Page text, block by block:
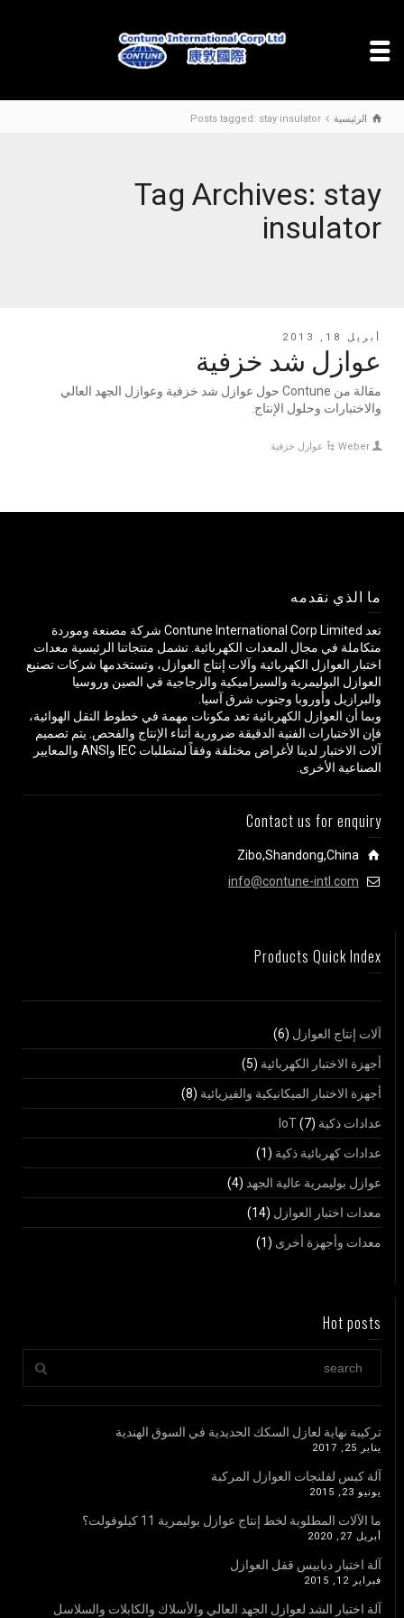
الرئيسية Posts tagged: stay insulator
Tag Archives: stay
insulator
أبريل 18, 2013
عوازل شد خزفية
مقالة من Contune حول عوازل شد خزفية وعوازل الجهد العالي
والاختبارات وحلول الإنتاج.
Weber عوازل خزفية
ما الذي نقدمه
تعد Contune International Corp Limited شركة مصنعة وموردة
متكاملة في مجال المعدات الكهربائية. تشمل منتجاتنا الرئيسية معدات
اختبار العوازل الكهربائية وآلات إنتاج العوازل، وتستخدمها شركات تصنيع
العوازل البوليمرية والسيراميكية والزجاجية في الصين وروسيا
والبرازيل وأوروبا وجنوب شرق آسيا.
وبما أن العوازل الكهربائية تعد مكونات مهمة في خطوط النقل الهوائية،
فإن الاختبارات الفنية الدقيقة ضرورية أثناء الإنتاج والفحص. يتم تصميم
آلات الاختبار لدينا لأغراض مختلفة وفقاً لمتطلبات IEC وANSI والمعايير
الصناعية الأخرى.
Contact us for enquiry
Zibo,Shandong,China
info@contune-intl.com
Products Quick Index
آلات إنتاج العوازل (6)
أجهزة الاختبار الكهربائية (5)
أجهزة الاختبار الميكانيكية والفيزيائية (8)
عدادات ذكية IoT (7)
عدادات كهربائية ذكية (1)
عوازل بوليمرية عالية الجهد (4)
معدات اختبار العوازل (14)
معدات وأجهزة أخرى (1)
Hot posts
تركيبة نهاية لعازل السكك الحديدية في السوق الهندية
يناير 25, 2017
آلة كبس لفلنجات العوازل المركبة
يونيو 23, 2015
ما الآلات المطلوبة لخط إنتاج عوازل بوليمرية 11 كيلوفولت؟
أبريل 27, 2020
آلة اختبار دبابيس قفل العوازل
فبراير 12, 2015
آلة اختبار الشد لعوازل الجهد العالي والأسلاك والكابلات والسلاسل